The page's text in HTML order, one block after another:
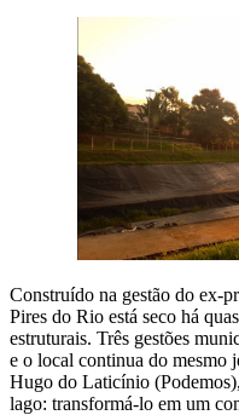
Construído na gestão do ex-
Pires do Rio está seco há
estruturais. Três gestões
e o local continua do mesmo
Hugo do Laticínio
lago: transformá-lo em um